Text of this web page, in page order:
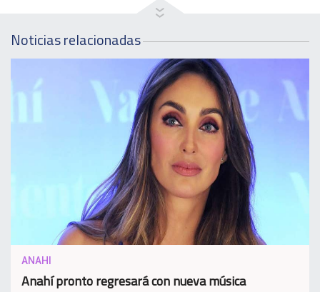
Noticias relacionadas
ANAHI
Anahí pronto regresará con nueva música